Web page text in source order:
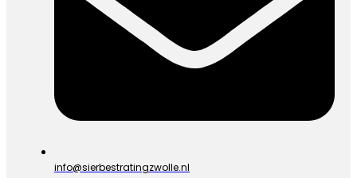
info@sierbestratingzwolle.nl